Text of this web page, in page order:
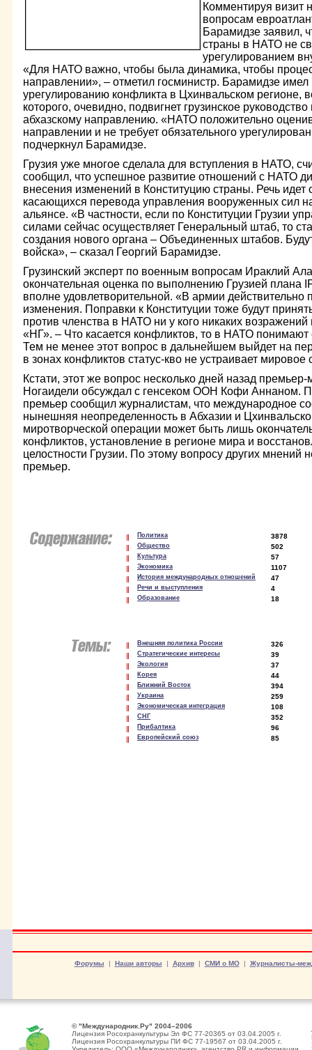
Комментируя визит
вопросам
Барамидзе заявил,
страны в НАТО не
урегулированием
«Для НАТО важно, чтобы была динамика, чтобы
направлении», – отметил госминистр. Барамидзе
урегулированию конфликта в Цхинвальском регионе,
которого, очевидно, подвигнет грузинское
абхазскому направлению. «НАТО положительно
направлении и не требует обязательного
подчеркнул Барамидзе.
Грузия уже многое сделала для вступления в НАТО,
сообщил, что успешное развитие отношений с НАТО
внесения изменений в Конституцию страны. Речь идет
касающихся перевода управления вооруженных сил
альянсе. «В частности, если по Конституции Грузии
силами сейчас осуществляет Генеральный штаб, то
создания нового органа – Объединенных штабов.
войска», – сказал Георгий Барамидзе.
Грузинский эксперт по военным вопросам Ираклий
окончательная оценка по выполнению Грузией плана
вполне удовлетворительной. «В армии действительно
изменения. Поправки к Конституции тоже будут
против членства в НАТО ни у кого никаких
«НГ». – Что касается конфликтов, то в НАТО понимают
Тем не менее этот вопрос в дальнейшем выйдет на
в зонах конфликтов статус-кво не устраивает мировое
Кстати, этот же вопрос несколько дней назад
Ногаидели обсуждал с генсеком ООН Кофи Аннаном.
премьер сообщил журналистам, что международное
нынешняя неопределенность в Абхазии и
миротворческой операции может быть лишь
конфликтов, установление в регионе мира и
целостности Грузии. По этому вопросу других мнений
премьер.
Политика 3878
Общество 502
Культура 57
Экономика 1107
История международных отношений 47
Речи и выступления 4
Образование 18
Внешняя политика России 326
Стратегические интересы 39
Экология 37
Корея 44
Ближний Восток 394
Украина 259
Экономическая интеграция 108
СНГ 352
Прибалтика 96
Европейский союз 85
Форумы | Наши авторы | Архив| СМИ о МО| Журналисты-
© "Международник.Ру" 2004–2006
Лицензия Росохранкультуры Эл ФС 77-20365 от 03.04.2005 г.
Лицензия Росохранкультуры ПИ ФС 77-19567 от 03.04.2005 г.